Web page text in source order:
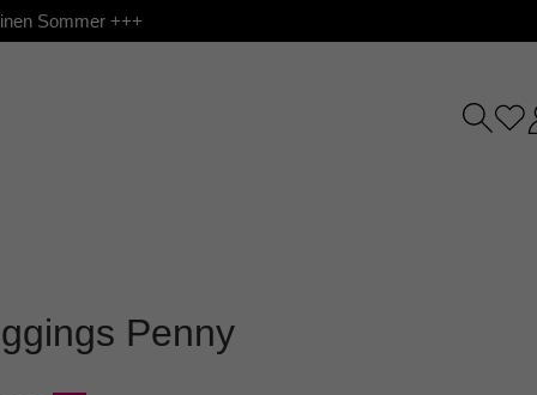
Sommer +++
Penny